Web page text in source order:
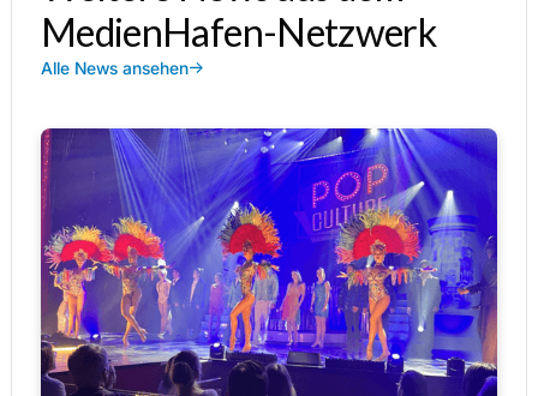
MedienHafen-Netzwerk
Alle News ansehen